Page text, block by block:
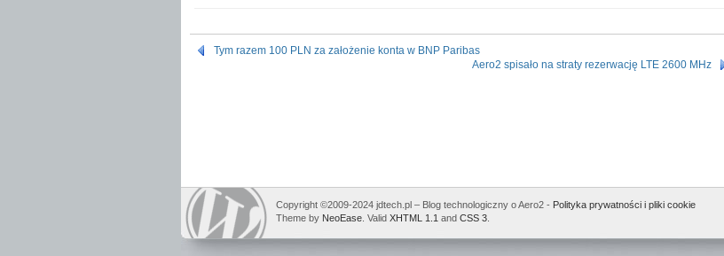
Tym razem 100 PLN za założenie konta w BNP Paribas
Aero2 spisało na straty rezerwację LTE 2600 MHz
Copyright ©2009-2024 jdtech.pl – Blog technologiczny o Aero2 - Polityka prywatności i pliki cookie
Theme by NeoEase . Valid XHTML 1.1 and CSS 3